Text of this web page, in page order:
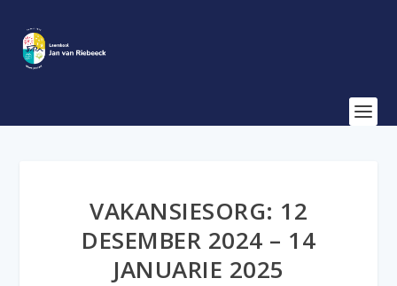
VAKANSIESORG: 12
DESEMBER 2024 – 14
JANUARIE 2025